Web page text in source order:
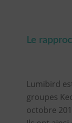
Le
Lumibird
groupes
octobre